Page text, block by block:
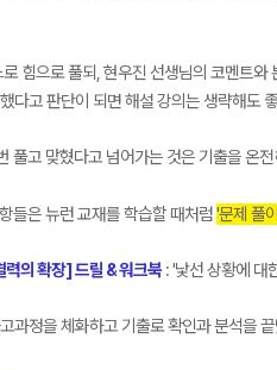
힘으로 풀되, 현우진 선생님의 코멘트
다고 판단이 되면 해설 강의는 생략해도
풀고 맞혔다고 넘어가는 것은 기출을 온
들은 뉴런 교재를 학습할 때처럼'문제 풀
력의 확장] 드릴 & 워크북 : '낯선 상황에 대
과정을 체화하고 기출로 확인과 분석을